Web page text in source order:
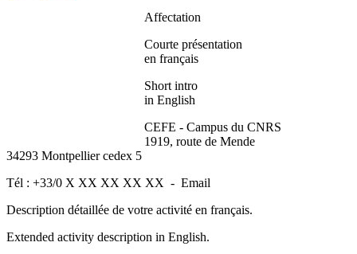
Affectation
Courte présentation
en français
Short intro
in English
CEFE - Campus du CNRS
1919, route de Mende
34293 Montpellier cedex 5
Tél : +33/0 X XX XX XX XX - Email
Description détaillée de votre activité en français.
Extended activity description in English.